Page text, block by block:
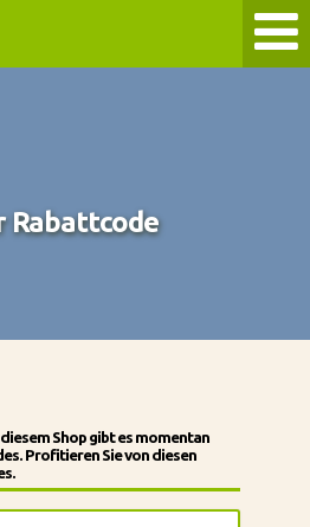
Shop gibt es momentan
Profitieren Sie von diesen